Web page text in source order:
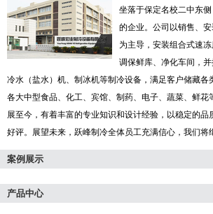
坐落于保定名校二中东
的企业。公司以销售、
为主导，安装组合式速
调保鲜库、净化车间，
冷水（盐水）机、制冰机等制冷设备，满足客户储藏各
各大中型食品、化工、宾馆、制药、电子、蔬菜、鲜花
展至今，有着丰富的专业知识和设计经验，以稳定的品
好评。展望未来，跃峰制冷全体员工充满信心，我们将
案例展示
产品中心